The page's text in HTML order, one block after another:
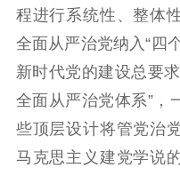
程进行系统性、整体
全面从严治党纳入“四
新时代党的建设总要
全面从严治党体系”，
些顶层设计将管党治
马克思主义建党学说